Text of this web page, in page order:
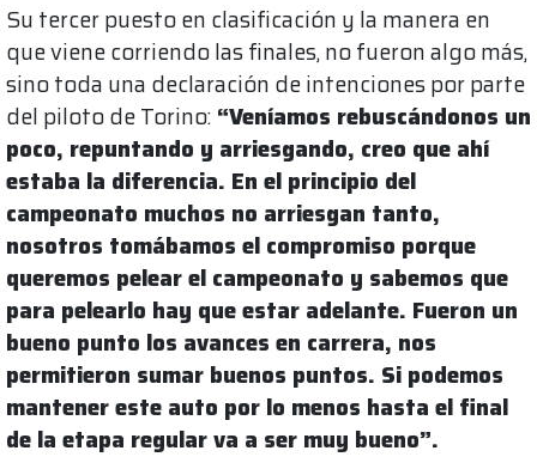
Su tercer puesto en clasificación y la manera en
que viene corriendo las finales, no fueron algo más,
sino toda una declaración de intenciones por parte
del piloto de Torino: “Veníamos rebuscándonos un
poco, repuntando y arriesgando, creo que ahí
estaba la diferencia. En el principio del
campeonato muchos no arriesgan tanto,
nosotros tomábamos el compromiso porque
queremos pelear el campeonato y sabemos que
para pelearlo hay que estar adelante. Fueron un
bueno punto los avances en carrera, nos
permitieron sumar buenos puntos. Si podemos
mantener este auto por lo menos hasta el final
de la etapa regular va a ser muy bueno”.